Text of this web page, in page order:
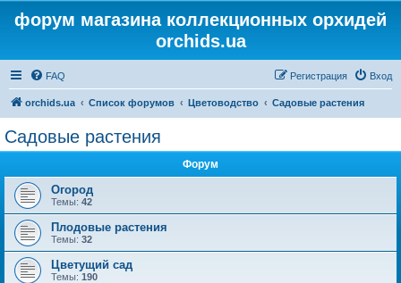
форум магазина коллекционных орхидей
orchids.ua
FAQ Вход
Регистрация
orchids.ua Список форумов Цветоводство Садовые растения
Садовые растения
Форум
Огород
Темы: 42
Плодовые растения
Темы: 32
Цветущий сад
Темы: 190